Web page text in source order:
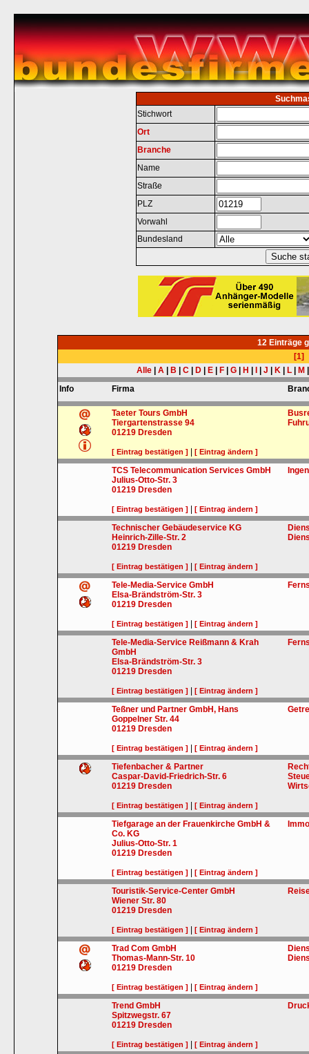
Stichwort
Ort
Branche
Name
Straße
PLZ
Vorwahl
Bundesland
12 Einträge
[1]
Alle
A B C D E F G H J K L M
Info
Firma
Taeter Tours GmbH
Tiergartenstrasse 94
01219 Dresden
[ Eintrag bestätigen ] |[ Eintrag ändern ]
TCS Telecommunication Services GmbH
Julius-Otto-Str. 3
01219 Dresden
[ Eintrag bestätigen ] |[ Eintrag ändern ]
Technischer Gebäudeservice KG
Heinrich-Zille-Str. 2
01219 Dresden
[ Eintrag bestätigen ] |[ Eintrag ändern ]
Tele-Media-Service GmbH
Elsa-Brändström-Str. 3
01219 Dresden
[ Eintrag bestätigen ] |[ Eintrag ändern ]
Tele-Media-Service Reißmann & Krah
GmbH
Elsa-Brändström-Str. 3
01219 Dresden
[ Eintrag bestätigen ] |[ Eintrag ändern ]
Teßner und Partner GmbH, Hans
Goppelner Str. 44
01219 Dresden
[ Eintrag bestätigen ] |[ Eintrag ändern ]
Tiefenbacher & Partner
Caspar-David-Friedrich-Str. 6
01219 Dresden
[ Eintrag bestätigen ] |[ Eintrag ändern ]
Tiefgarage an der Frauenkirche GmbH &
Co. KG
Julius-Otto-Str. 1
01219 Dresden
[ Eintrag bestätigen ] |[ Eintrag ändern ]
Touristik-Service-Center GmbH
Wiener Str. 80
01219 Dresden
[ Eintrag bestätigen ] |[ Eintrag ändern ]
Trad Com GmbH
Thomas-Mann-Str. 10
01219 Dresden
[ Eintrag bestätigen ] |[ Eintrag ändern ]
Trend GmbH
Spitzwegstr. 67
01219 Dresden
[ Eintrag bestätigen ] |[ Eintrag ändern ]